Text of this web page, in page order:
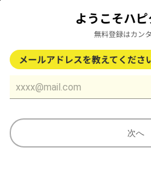
ようこそハピ
無料登録はカン
メールアドレスを教えてくださ
次へ